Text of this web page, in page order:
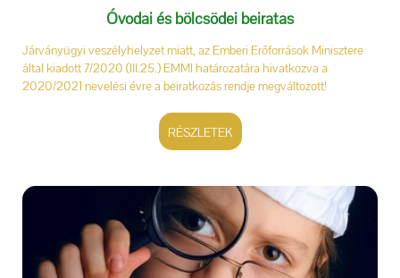
Óvodai és bölcsödei beiratás
Járványügyi veszélyhelyzet miatt, az Emberi Erőforrások Minisztere
által kiadott 7/2020 (III.25.) EMMI határozatára hivatkozva a
2020/2021 nevelési évre a beiratkozás rendje megváltozott!
RÉSZLETEK